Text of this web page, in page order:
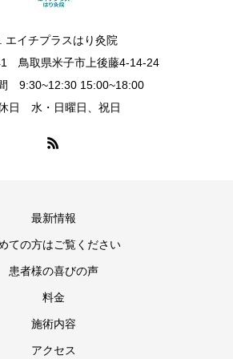
エイチプラスはり灸院
鳥取県米子市上後藤4-14-24
9:30~12:30 15:00~18:00
日 水・日曜日、祝日
最新情報
ての方はご覧ください
患者様の喜びの声
料金
施術内容
アクセス